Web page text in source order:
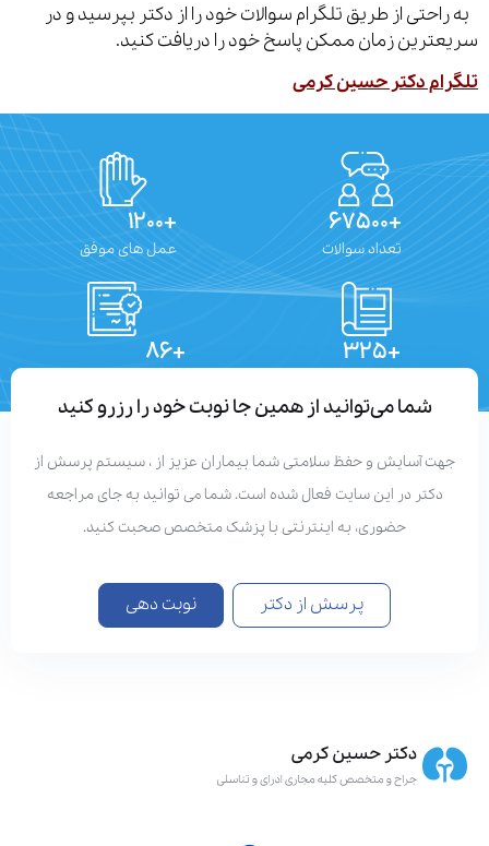
از طریق تلگرام سوالات خود را از دکتر بپرسید و در
زمان ممکن پاسخ خود را دریافت کنید.
دکتر حسین کرمی
تعداد سوالات عمل های موفق
شما می‌توانید از همین جا نوبت خود را رزرو کنید
آسایش و حفظ سلامتی شما بیماران عزیز از ، سیستم پرسش از
دکتر در این سایت فعال شده است. شما می توانید به جای مراجعه
حضوری، به اینترنتی با پزشک متخصص صحبت کنید.
پرسش از دکتر نوبت دهی